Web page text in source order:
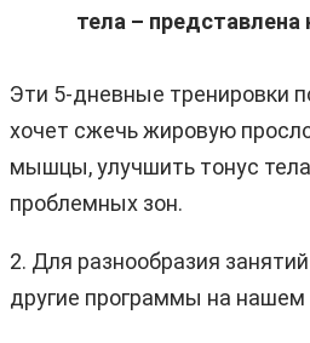
тела – представлена
Эти 5-дневные тренировки
хочет сжечь жировую
мышцы, улучшить тонус
проблемных зон.
2. Для разнообразия
другие программы на нашем